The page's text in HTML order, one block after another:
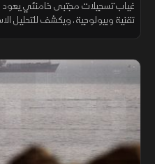
غياب تسجيلات مجتبى خامنئي
تقنية وبيولوجية، ويكشف للتحليل